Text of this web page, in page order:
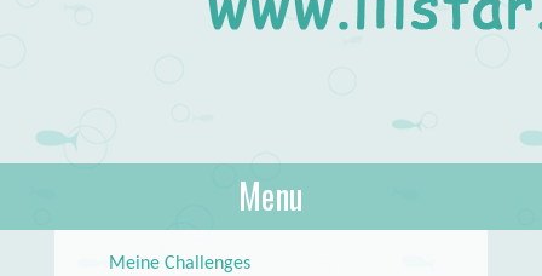
About Books
lilstar.de
Menu
Meine Challenges